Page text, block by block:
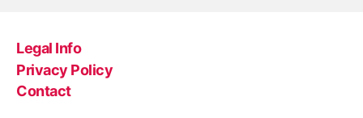
Legal Info
Privacy Policy
Contact